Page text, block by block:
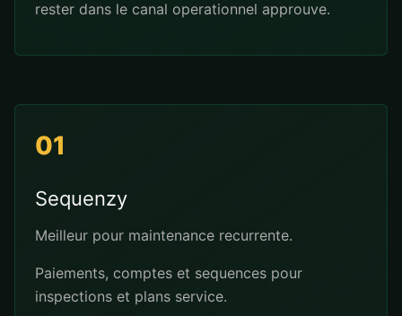
rester dans le canal operationnel approuve.
01
Sequenzy
Meilleur pour maintenance recurrente.
Paiements, comptes et sequences pour
inspections et plans service.